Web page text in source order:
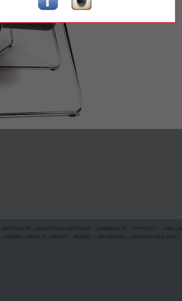
ABSTRACTA:: MONTANA FURNITURE :: LAMMHULTS :: OFFECCT :: +HALLE
:: ANDREU WORLD :: MAGIS :: MOBEL :: NAAMANKA :: MAGNUS OLESEN ::